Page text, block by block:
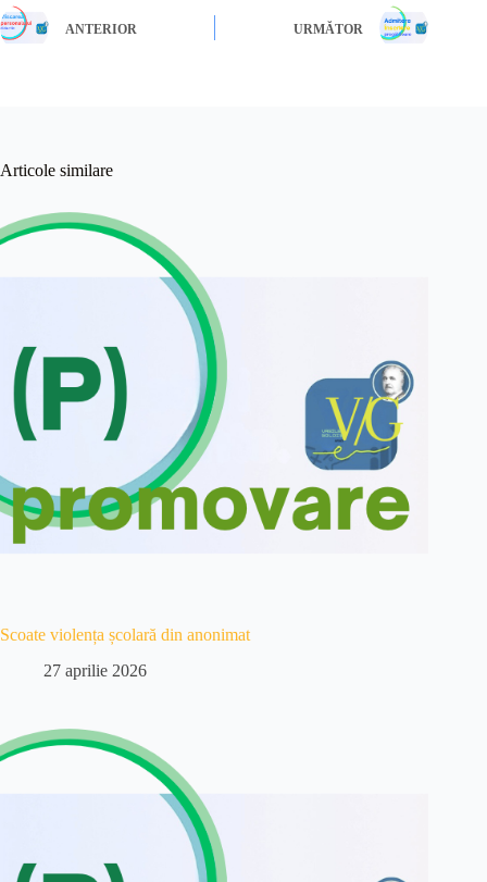
ANTERIOR URMĂTOR
Articole similare
Scoate violența școlară din anonimat
27 aprilie 2026